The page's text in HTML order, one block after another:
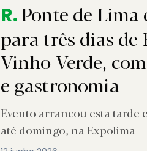
R.Ponte de Lima
para três dias de
Vinho Verde,
e gastronomia
Evento arrancou esta tarde
até domingo, na Expolima